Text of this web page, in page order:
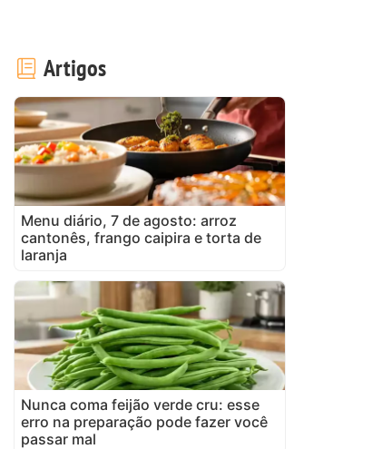
Artigos
Menu diário, 7 de agosto: arroz
cantonês, frango caipira e torta de
laranja
Nunca coma feijão verde cru: esse
erro na preparação pode fazer você
passar mal